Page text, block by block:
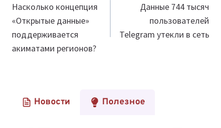
по
записям
Насколько концепция
«Открытые данные»
поддерживается
акиматами регионов?
Данные 744 тысяч
пользователей
Telegram утекли в сеть
Новости Полезное